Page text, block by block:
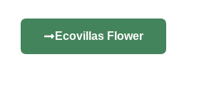
Ecovillas Flower